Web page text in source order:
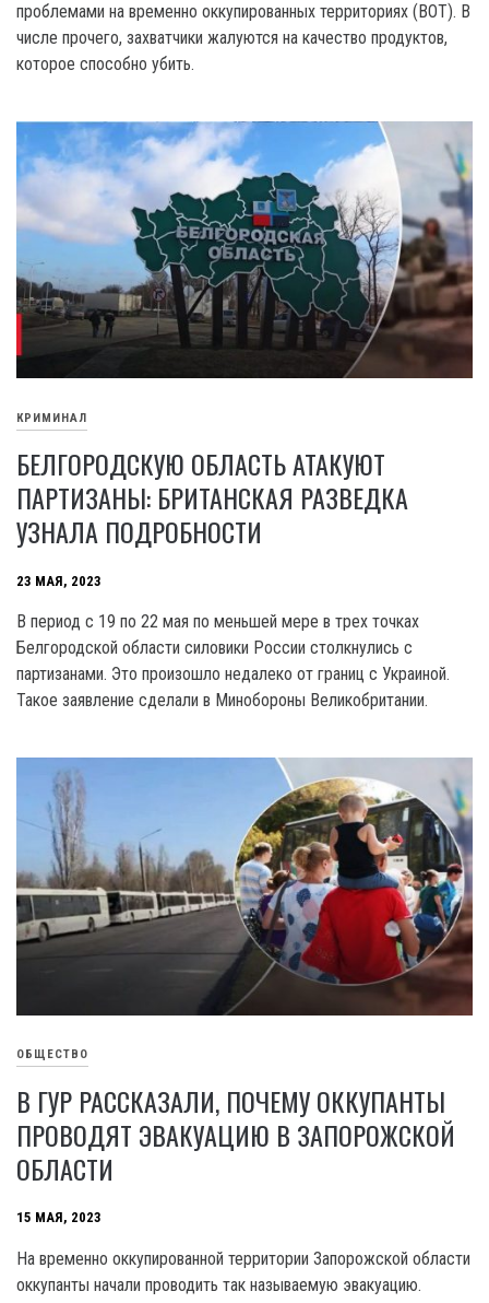
проблемами на временно оккупированных территориях (ВОТ). В
числе прочего, захватчики жалуются на качество продуктов,
которое способно убить.
КРИМИНАЛ
БЕЛГОРОДСКУЮ ОБЛАСТЬ АТАКУЮТ
ПАРТИЗАНЫ: БРИТАНСКАЯ РАЗВЕДКА
УЗНАЛА ПОДРОБНОСТИ
23 МАЯ, 2023
В период с 19 по 22 мая по меньшей мере в трех точках
Белгородской области силовики России столкнулись с
партизанами. Это произошло недалеко от границ с Украиной.
Такое заявление сделали в Минобороны Великобритании.
ОБЩЕСТВО
В ГУР РАССКАЗАЛИ, ПОЧЕМУ ОККУПАНТЫ
ПРОВОДЯТ ЭВАКУАЦИЮ В ЗАПОРОЖСКОЙ
ОБЛАСТИ
15 МАЯ, 2023
На временно оккупированной территории Запорожской области
оккупанты начали проводить так называемую эвакуацию.